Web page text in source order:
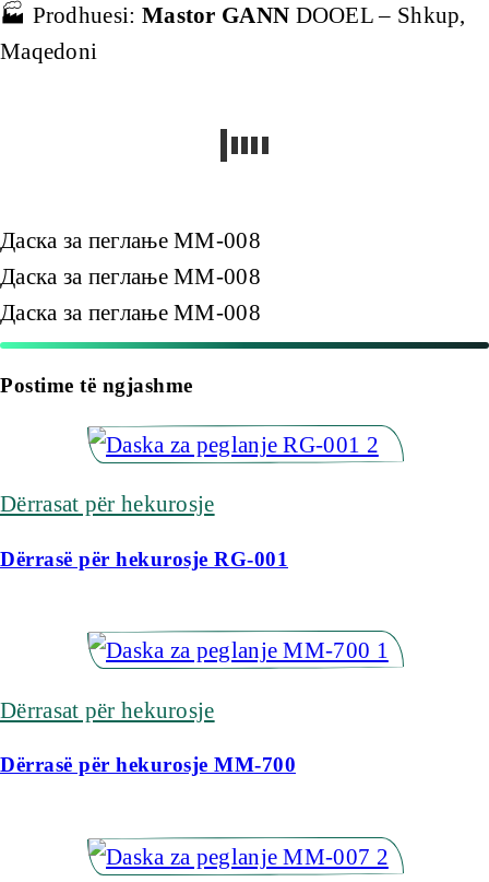
🏭 Prodhuesi: Mastor GANN DOOEL – Shkup,
Maqedoni
Даска за пеглање MM-008
Даска за пеглање MM-008
Даска за пеглање MM-008
Postime të ngjashme
Dërrasat për hekurosje
Dërrasë për hekurosje RG-001
Dërrasat për hekurosje
Dërrasë për hekurosje MM-700